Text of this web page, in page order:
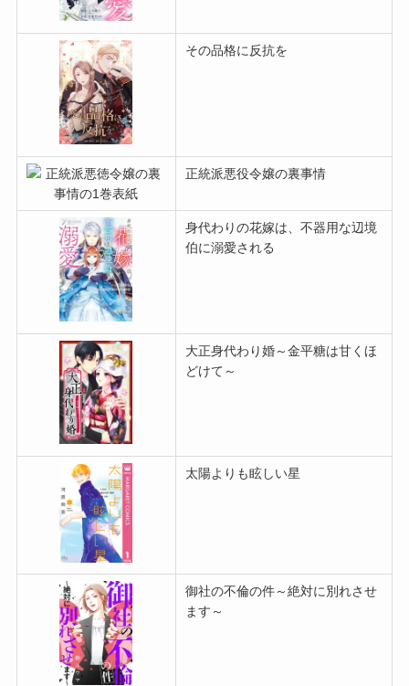
その品格に反抗を
正統派悪役令嬢の裏事情
身代わりの花嫁は、不器用な辺境
伯に溺愛される
大正身代わり婚～金平糖は甘くほ
どけて～
太陽よりも眩しい星
御社の不倫の件～絶対に別れさせ
ます～